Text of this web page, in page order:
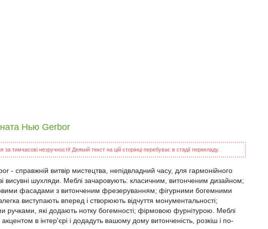
Нью Gerbor
тимчасові незручності! Деякий текст на цій сторінці перебуває в стадії перекладу.
- справжній витвір мистецтва, непідвладний часу, для гармонійного
висувні шухляди. Меблі зачаровують: класичним, витонченим дизайном;
фасадами з витонченим фрезеруванням; фігурними богемними
виступають вперед і створюють відчуття монументальності;
які додають нотку богемності; фірмовою фурнітурою. Меблі
в інтер'єрі і додадуть вашому дому витонченість, розкіш і по-